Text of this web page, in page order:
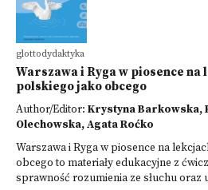
glottodydaktyka
Warszawa i Ryga w piosence na
polskiego jako obcego
Author/Editor: Krystyna Barkowska,
Olechowska, Agata Roćko
Warszawa i Ryga w piosence na
obcego to materiały edukacyjne z
sprawność rozumienia ze słuchu oraz